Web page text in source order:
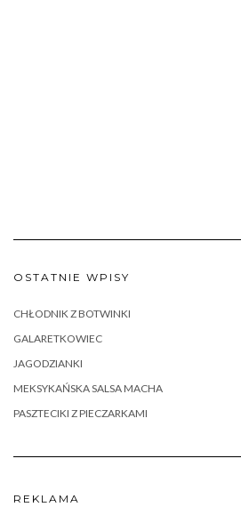
OSTATNIE WPISY
CHŁODNIK Z BOTWINKI
GALARETKOWIEC
JAGODZIANKI
MEKSYKAŃSKA SALSA MACHA
PASZTECIKI Z PIECZARKAMI
REKLAMA